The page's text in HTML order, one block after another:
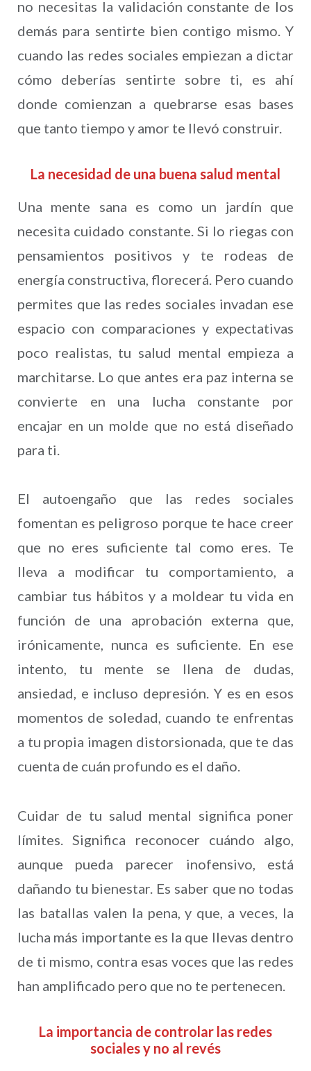
no necesitas la validación constante de los
demás para sentirte bien contigo mismo. Y
cuando las redes sociales empiezan a dictar
cómo deberías sentirte sobre ti, es ahí
donde comienzan a quebrarse esas bases
que tanto tiempo y amor te llevó construir.
La necesidad de una buena salud mental
Una mente sana es como un jardín que
necesita cuidado constante. Si lo riegas con
pensamientos positivos y te rodeas de
energía constructiva, florecerá. Pero cuando
permites que las redes sociales invadan ese
espacio con comparaciones y expectativas
poco realistas, tu salud mental empieza a
marchitarse. Lo que antes era paz interna se
convierte en una lucha constante por
encajar en un molde que no está diseñado
para ti.
El autoengaño que las redes sociales
fomentan es peligroso porque te hace creer
que no eres suficiente tal como eres. Te
lleva a modificar tu comportamiento, a
cambiar tus hábitos y a moldear tu vida en
función de una aprobación externa que,
irónicamente, nunca es suficiente. En ese
intento, tu mente se llena de dudas,
ansiedad, e incluso depresión. Y es en esos
momentos de soledad, cuando te enfrentas
a tu propia imagen distorsionada, que te das
cuenta de cuán profundo es el daño.
Cuidar de tu salud mental significa poner
límites. Significa reconocer cuándo algo,
aunque pueda parecer inofensivo, está
dañando tu bienestar. Es saber que no todas
las batallas valen la pena, y que, a veces, la
lucha más importante es la que llevas dentro
de ti mismo, contra esas voces que las redes
han amplificado pero que no te pertenecen.
La importancia de controlar las redes
sociales y no al revés